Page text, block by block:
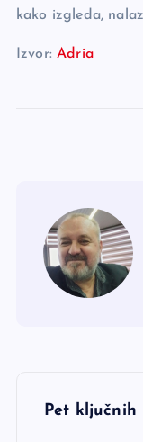
kako izgleda,
Izvor:Adria
NPet ključnih